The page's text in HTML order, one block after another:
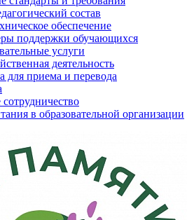
состав
обеспечение
поддержки обучающихся
услуги
деятельность
для приема и перевода
в образовательной организации